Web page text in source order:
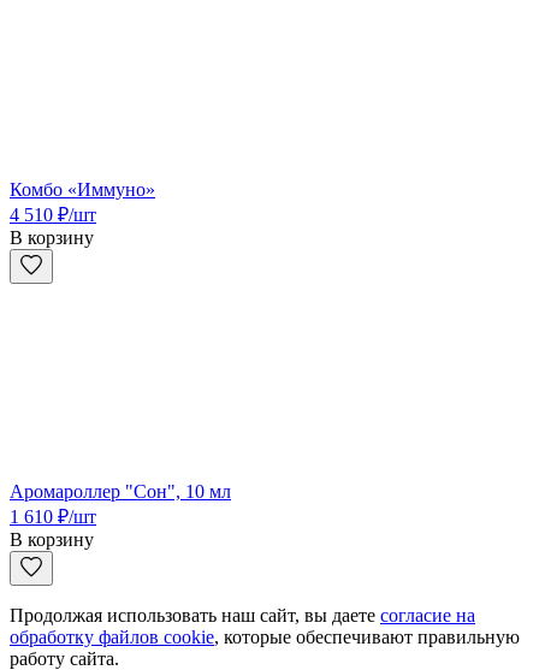
Комбо «Иммуно»
4 510 ₽/шт
В корзину
Аромароллер "Сон", 10 мл
1 610 ₽/шт
В корзину
Продолжая использовать наш сайт, вы даете согласие на
обработку файлов cookie, которые обеспечивают правильную
работу сайта.